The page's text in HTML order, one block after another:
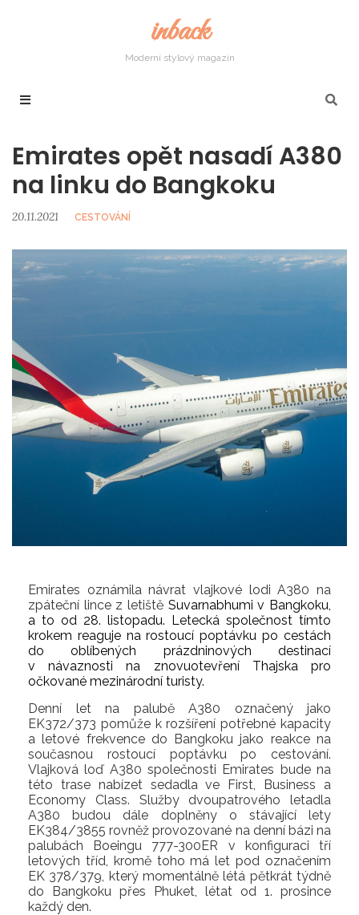
inback
Moderní stylový magazín
Emirates opět nasadí A380
na linku do Bangkoku
20.11.2021 CESTOVÁNÍ
Emirates oznámila návrat vlajkové lodi A380 na
zpáteční lince z letiště Suvarnabhumi v Bangkoku,
a to od 28. listopadu. Letecká společnost tímto
krokem reaguje na rostoucí poptávku po cestách
do oblíbených prázdninových destinací
v návaznosti na znovuotevření Thajska pro
očkované mezinárodní turisty.
Denní let na palubě A380 označený jako
EK372/373 pomůže k rozšíření potřebné kapacity
a letové frekvence do Bangkoku jako reakce na
současnou rostoucí poptávku po cestování.
Vlajková loď A380 společnosti Emirates bude na
této trase nabízet sedadla ve First, Business a
Economy Class. Služby dvoupatrového letadla
A380 budou dále doplněny o stávající lety
EK384/3855 rovněž provozované na denní bázi na
palubách Boeingu 777-300ER v konfiguraci tří
letových tříd, kromě toho má let pod označením
EK 378/379, který momentálně létá pětkrát týdně
do Bangkoku přes Phuket, létat od 1. prosince
každý den.